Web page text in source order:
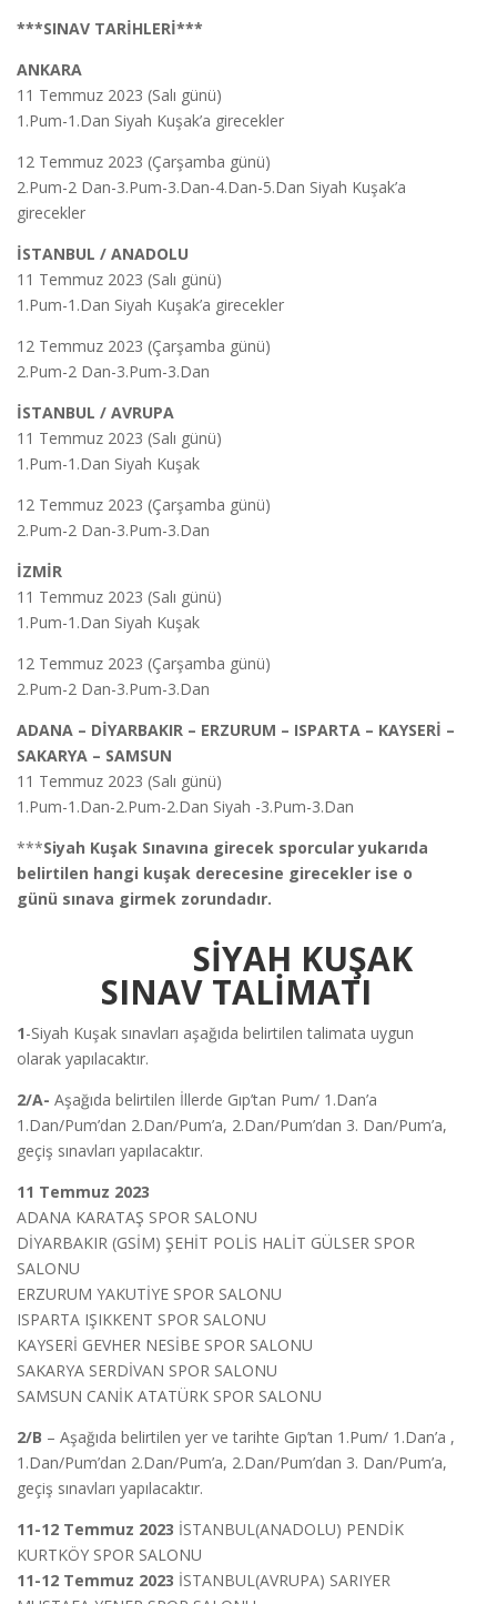
***SINAV TARİHLERİ***
ANKARA
11 Temmuz 2023 (Salı günü)
1.Pum-1.Dan Siyah Kuşak’a girecekler
12 Temmuz 2023 (Çarşamba günü)
2.Pum-2 Dan-3.Pum-3.Dan-4.Dan-5.Dan Siyah Kuşak’a
girecekler
İSTANBUL / ANADOLU
11 Temmuz 2023 (Salı günü)
1.Pum-1.Dan Siyah Kuşak’a girecekler
12 Temmuz 2023 (Çarşamba günü)
2.Pum-2 Dan-3.Pum-3.Dan
İSTANBUL / AVRUPA
11 Temmuz 2023 (Salı günü)
1.Pum-1.Dan Siyah Kuşak
12 Temmuz 2023 (Çarşamba günü)
2.Pum-2 Dan-3.Pum-3.Dan
İZMİR
11 Temmuz 2023 (Salı günü)
1.Pum-1.Dan Siyah Kuşak
12 Temmuz 2023 (Çarşamba günü)
2.Pum-2 Dan-3.Pum-3.Dan
ADANA – DİYARBAKIR – ERZURUM – ISPARTA – KAYSERİ –
SAKARYA – SAMSUN
11 Temmuz 2023 (Salı günü)
1.Pum-1.Dan-2.Pum-2.Dan Siyah -3.Pum-3.Dan
***Siyah Kuşak Sınavına girecek sporcular yukarıda
belirtilen hangi kuşak derecesine girecekler ise o
günü sınava girmek zorundadır.
SİYAH KUŞAK
SINAV TALİMATI
1-Siyah Kuşak sınavları aşağıda belirtilen talimata uygun
olarak yapılacaktır.
2/A- Aşağıda belirtilen İllerde Gıp’tan Pum/ 1.Dan’a
1.Dan/Pum’dan 2.Dan/Pum’a, 2.Dan/Pum’dan 3. Dan/Pum’a,
geçiş sınavları yapılacaktır.
11 Temmuz 2023
ADANA KARATAŞ SPOR SALONU
DİYARBAKIR (GSİM) ŞEHİT POLİS HALİT GÜLSER SPOR
SALONU
ERZURUM YAKUTİYE SPOR SALONU
ISPARTA IŞIKKENT SPOR SALONU
KAYSERİ GEVHER NESİBE SPOR SALONU
SAKARYA SERDİVAN SPOR SALONU
SAMSUN CANİK ATATÜRK SPOR SALONU
2/B – Aşağıda belirtilen yer ve tarihte Gıp’tan 1.Pum/ 1.Dan’a ,
1.Dan/Pum’dan 2.Dan/Pum’a, 2.Dan/Pum’dan 3. Dan/Pum’a,
geçiş sınavları yapılacaktır.
11-12 Temmuz 2023 İSTANBUL(ANADOLU) PENDİK
KURTKÖY SPOR SALONU
11-12 Temmuz 2023 İSTANBUL(AVRUPA) SARIYER